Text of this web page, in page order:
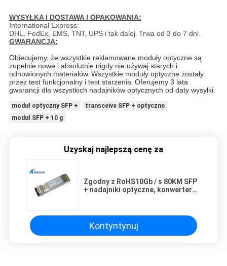
WYSYŁKA I DOSTAWA I OPAKOWANIA:
International Express:
DHL, FedEx, EMS, TNT, UPS i tak dalej. Trwa od 3 do 7 dni.
GWARANCJA:
Obiecujemy, że wszystkie reklamowane moduły optyczne są
zupełnie nowe i absolutnie nigdy nie używaj starych i
odnowionych materiałów. Wszystkie moduły optyczne zostały
przez test funkcjonalny i test starzenia. Oferujemy 3 lata
gwarancji dla wszystkich nadajników optycznych od daty wysyłki.
moduł optyczny SFP +
transceive SFP + optyczne
moduł SFP + 10 g
Uzyskaj najlepszą cenę za
Zgodny z RoHS10Gb / s 80KM SFP
+ nadajniki optyczne, konwerter
Kontyntynuj